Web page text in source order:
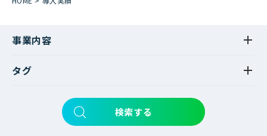
事業内容
タグ
検索する